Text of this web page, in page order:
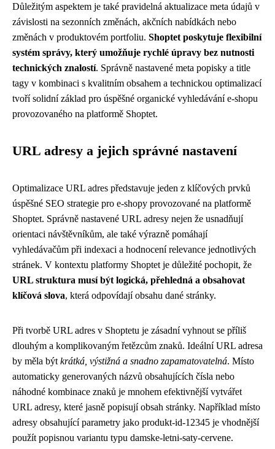
Důležitým aspektem je také pravidelná aktualizace meta údajů v
závislosti na sezonních změnách, akčních nabídkách nebo
změnách v produktovém portfoliu. Shoptet poskytuje flexibilní
systém správy, který umožňuje rychlé úpravy bez nutnosti
technických znalostí. Správně nastavené meta popisky a title
tagy v kombinaci s kvalitním obsahem a technickou optimalizací
tvoří solidní základ pro úspěšné organické vyhledávání e-shopu
provozovaného na platformě Shoptet.
URL adresy a jejich správné nastavení
Optimalizace URL adres představuje jeden z klíčových prvků
úspěšné SEO strategie pro e-shopy provozované na platformě
Shoptet. Správně nastavené URL adresy nejen že usnadňují
orientaci návštěvníkům, ale také výrazně pomáhají
vyhledávačům při indexaci a hodnocení relevance jednotlivých
stránek. V kontextu platformy Shoptet je důležité pochopit, že
URL struktura musí být logická, přehledná a obsahovat
klíčová slova, která odpovídají obsahu dané stránky.
Při tvorbě URL adres v Shoptetu je zásadní vyhnout se příliš
dlouhým a komplikovaným řetězcům znaků. Ideální URL adresa
by měla být krátká, výstižná a snadno zapamatovatelná. Místo
automaticky generovaných názvů obsahujících čísla nebo
náhodné kombinace znaků je mnohem efektivnější vytvářet
URL adresy, které jasně popisují obsah stránky. Například místo
adresy obsahující parametry jako produkt-id-12345 je vhodnější
použít popisnou variantu typu damske-letni-saty-cervene.